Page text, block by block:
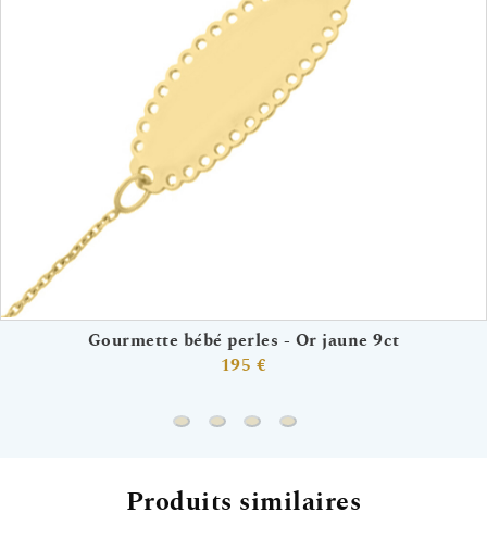
Gourmette bébé perles - Or jaune 9ct
195 €
Gourmette bébé perles - Or jaune 9ct
Gourmette bébé dentelle et
Gourmette bébé coeurs
Gourmette bébé nuage
Produits similaires